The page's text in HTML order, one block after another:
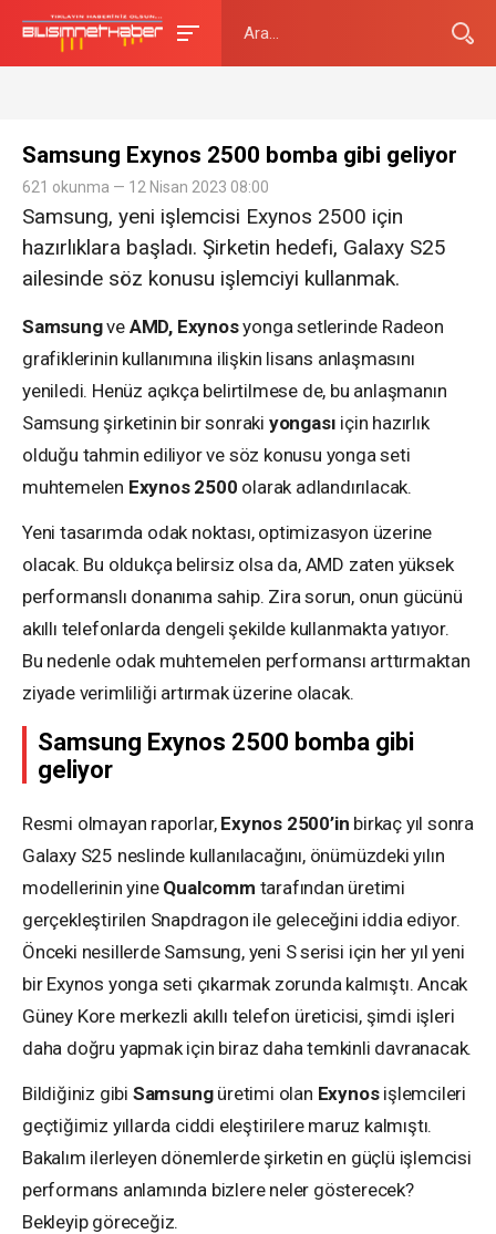
Samsung Exynos 2500 bomba gibi geliyor
621 okunma — 12 Nisan 2023 08:00
Samsung, yeni işlemcisi Exynos 2500 için
hazırlıklara başladı. Şirketin hedefi, Galaxy S25
ailesinde söz konusu işlemciyi kullanmak.
Samsungve AMD, Exynosyonga setlerinde Radeon
grafiklerinin kullanımına ilişkin lisans anlaşmasını
yeniledi. Henüz açıkça belirtilmese de, bu anlaşmanın
Samsung şirketinin bir sonraki yongası için hazırlık
olduğu tahmin ediliyor ve söz konusu yonga seti
muhtemelen Exynos 2500 olarak adlandırılacak.
Yeni tasarımda odak noktası, optimizasyon üzerine
olacak. Bu oldukça belirsiz olsa da, AMD zaten yüksek
performanslı donanıma sahip. Zira sorun, onun gücünü
akıllı telefonlarda dengeli şekilde kullanmakta yatıyor.
Bu nedenle odak muhtemelen performansı arttırmaktan
ziyade verimliliği artırmak üzerine olacak.
Samsung Exynos 2500 bomba gibi
geliyor
Resmi olmayan raporlar, Exynos 2500’in birkaç yıl sonra
Galaxy S25 neslinde kullanılacağını, önümüzdeki yılın
modellerinin yine Qualcomm tarafından üretimi
gerçekleştirilen Snapdragon ile geleceğini iddia ediyor.
Önceki nesillerde Samsung, yeni S serisi için her yıl yeni
bir Exynos yonga seti çıkarmak zorunda kalmıştı. Ancak
Güney Kore merkezli akıllı telefon üreticisi, şimdi işleri
daha doğru yapmak için biraz daha temkinli davranacak.
Bildiğiniz gibi Samsungüretimi olan Exynosişlemcileri
geçtiğimiz yıllarda ciddi eleştirilere maruz kalmıştı.
Bakalım ilerleyen dönemlerde şirketin en güçlü işlemcisi
performans anlamında bizlere neler gösterecek?
Bekleyip göreceğiz.